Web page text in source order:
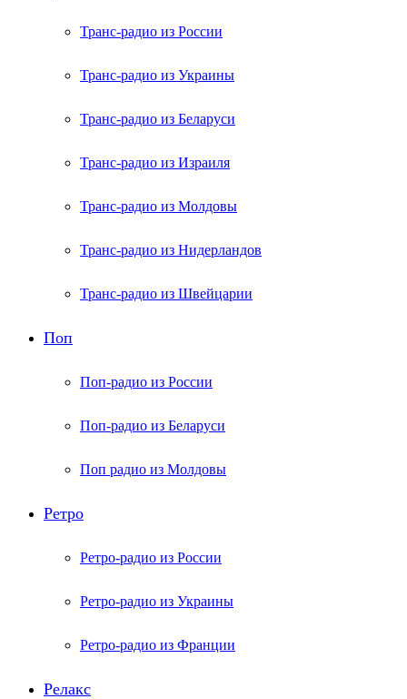
Транс-радио из России
Транс-радио из Украины
Транс-радио из Беларуси
Транс-радио из Израиля
Транс-радио из Молдовы
Транс-радио из Нидерландов
Транс-радио из Швейцарии
Поп
Поп-радио из России
Поп-радио из Беларуси
Поп радио из Молдовы
Ретро
Ретро-радио из России
Ретро-радио из Украины
Ретро-радио из Франции
Релакс